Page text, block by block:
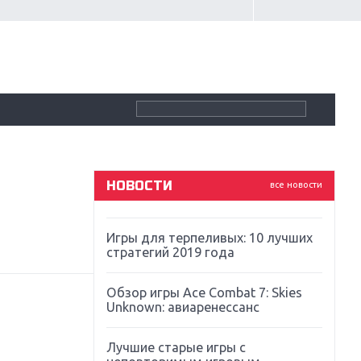
все новости
НОВОСТИ
Souls
Far Cry 5: хвалить нельзя ругать
Игры для терпеливых: 10 лучших
стратегий 2019 года
Обзор игры Ace Combat 7: Skies
Unknown: авиаренессанс
Лучшие старые игры с